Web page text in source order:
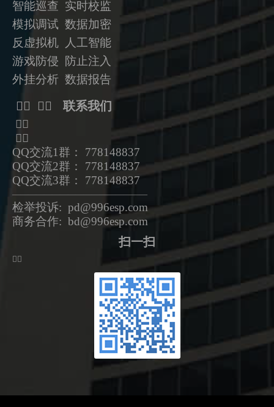
智能巡查 实时校监
模拟调试 数据加密
反虚拟机
人工智能
游戏防侵 防止注入
外挂分析 数据报告
ᅟᅠ ᅟᅠ 联系我们
ᅟᅠ
ᅟᅠ
QQ交流1群： 778148837
QQ交流2群： 778148837
QQ交流3群： 778148837
—————————————————
检举投诉: pd@996esp.com
商务合作: bd@996esp.com
扫一扫
ᅟᅠ